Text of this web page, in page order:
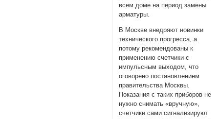
всем доме на период замены
арматуры.
В Москве внедряют новинки
технического прогресса, а
потому рекомендованы к
применению счетчики с
импульсным выходом, что
оговорено постановлением
правительства Москвы.
Показания с таких приборов не
нужно снимать «вручную»,
счетчики сами сигнализируют